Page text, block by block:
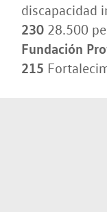
discapacidad
230 28.500
Fundación
215